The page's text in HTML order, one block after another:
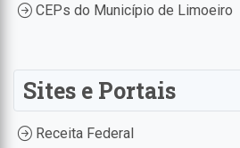
CEPs do Município de Limoeiro
Sites e Portais
Receita Federal